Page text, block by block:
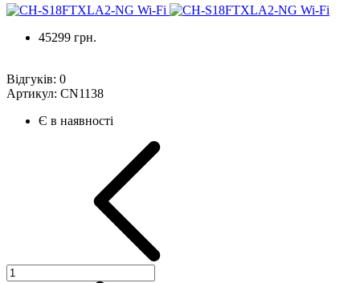
45299 грн.
Відгуків: 0
Артикул: CN1138
Є в наявності